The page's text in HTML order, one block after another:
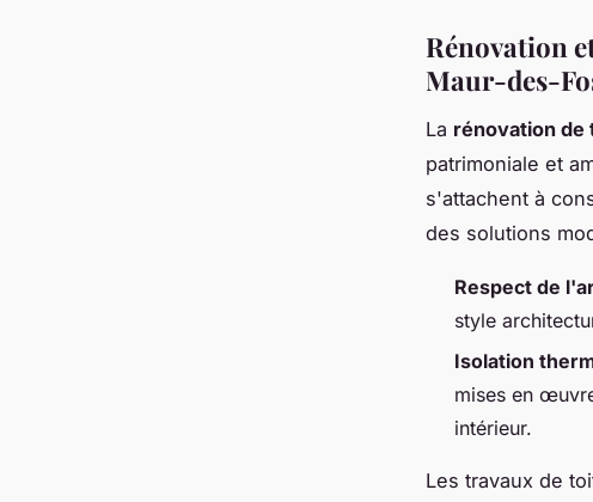
Rénovation
Maur-des-
La rénovation de
patrimoniale et
s'attachent à
des solutions
Respect de
style
Isolation
mises en
intérieur.
Les travaux de